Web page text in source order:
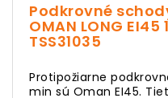
Podkrovné
OMAN LONG EI45
TSS31035
Protipožiarne
min sú Oman EI45.